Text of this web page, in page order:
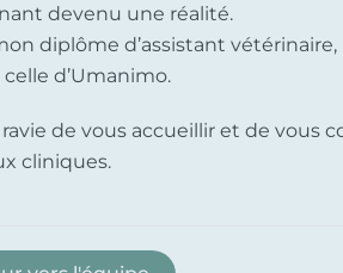
devenu une réalité.
diplôme d’assistant
d’Umanimo.
ravie de vous accueillir et de vous
cliniques.